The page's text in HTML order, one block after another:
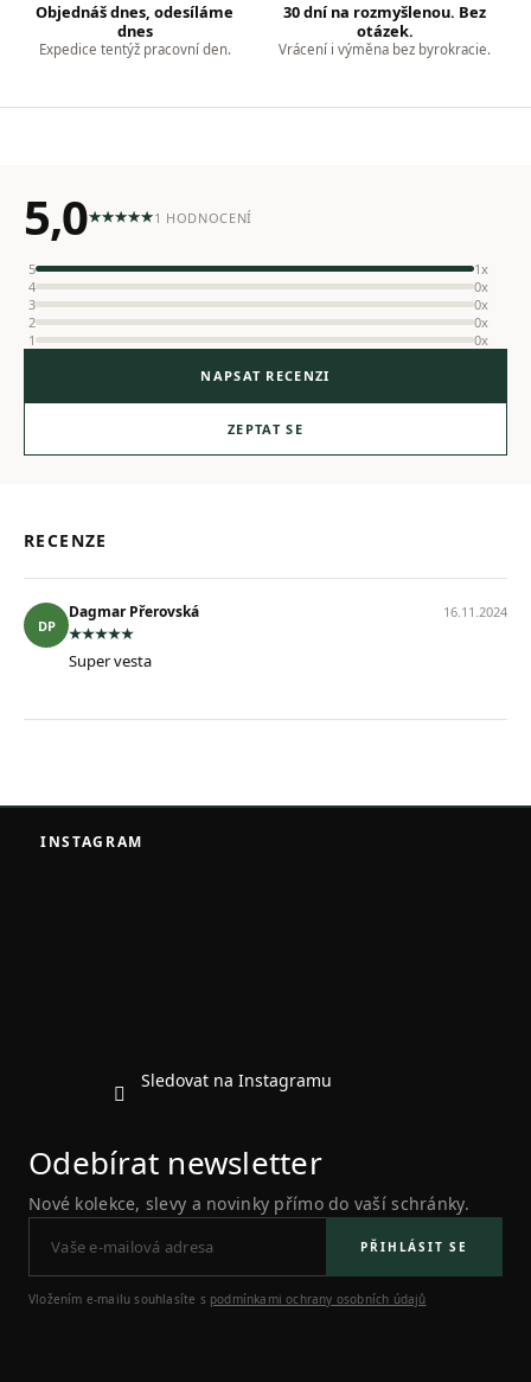
Objednáš dnes, odesíláme
dnes
Expedice tentýž pracovní den.
30 dní na rozmyšlenou. Bez
otázek.
Vrácení i výměna bez byrokracie.
5,0 1 HODNOCENÍ
5
1x
4
0x
3
0x
2
0x
1
0x
NAPSAT RECENZI
ZEPTAT SE
RECENZE
DP
Dagmar Přerovská 16.11.2024
Super vesta
INSTAGRAM
Sledovat na Instagramu
Odebírat newsletter
Nové kolekce, slevy a novinky přímo do vaší schránky.
PŘIHLÁSIT SE
Vložením e-mailu souhlasíte s podmínkami ochrany osobních údajů